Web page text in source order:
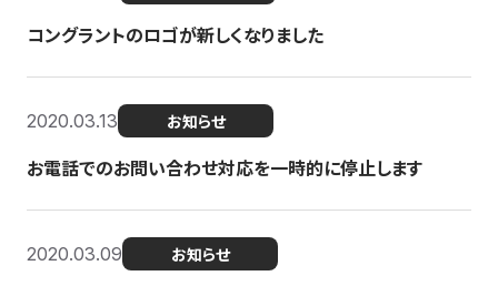
コングラントのロゴが新しくなりました
2020.03.13 お知らせ
お電話でのお問い合わせ対応を一時的に停止します
2020.03.09 お知らせ